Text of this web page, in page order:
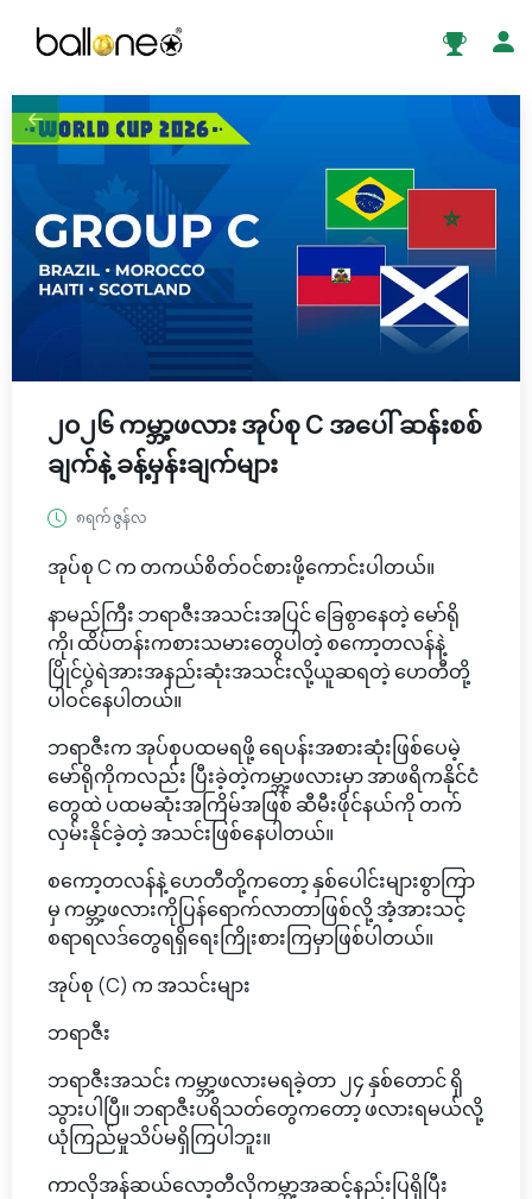
၂၀၂၆ ကမ္ဘာ့ဖလား အုပ်စု C အပေါ် ဆန်းစစ်
ချက်နဲ့ ခန့်မှန်းချက်များ
၈ရက် ဇွန်လ
အုပ်စု C က တကယ်စိတ်ဝင်စားဖို့ကောင်းပါတယ်။
နာမည်ကြီး ဘရာဇီးအသင်းအပြင် ခြေစွာနေတဲ့ မော်ရို
ကို၊ ထိပ်တန်းကစားသမားတွေပါတဲ့ စကော့တလန်နဲ့
ပြိုင်ပွဲရဲအားအနည်းဆုံးအသင်းလို့ယူဆရတဲ့ ဟေတီတို့
ပါဝင်နေပါတယ်။
ဘရာဇီးက အုပ်စုပထမရဖို့ ရေပန်းအစားဆုံးဖြစ်ပေမဲ့
မော်ရိုကိုကလည်း ပြီးခဲ့တဲ့ကမ္ဘာ့ဖလားမှာ အာဖရိကနိုင်ငံ
တွေထဲ ပထမဆုံးအကြိမ်အဖြစ် ဆီမီးဖိုင်နယ်ကို တက်
လှမ်းနိုင်ခဲ့တဲ့ အသင်းဖြစ်နေပါတယ်။
စကော့တလန်နဲ့ ဟေတီတို့ကတော့ နှစ်ပေါင်းများစွာကြာ
မှ ကမ္ဘာ့ဖလားကိုပြန်ရောက်လာတာဖြစ်လို့ အံ့အားသင့်
စရာရလဒ်တွေရရှိရေးကြိုးစားကြမှာဖြစ်ပါတယ်။
အုပ်စု (C) က အသင်းများ
ဘရာဇီး
ဘရာဇီးအသင်း ကမ္ဘာ့ဖလားမရခဲ့တာ ၂၄ နှစ်တောင် ရှိ
သွားပါပြီ။ ဘရာဇီးပရိသတ်တွေကတော့ ဖလားရမယ်လို့
ယုံကြည်မှုသိပ်မရှိကြပါဘူး။
ကာလိုအန်ဆယ်လော့တီလိုကမ္ဘာ့အဆင့်နည်းပြရှိပြီး